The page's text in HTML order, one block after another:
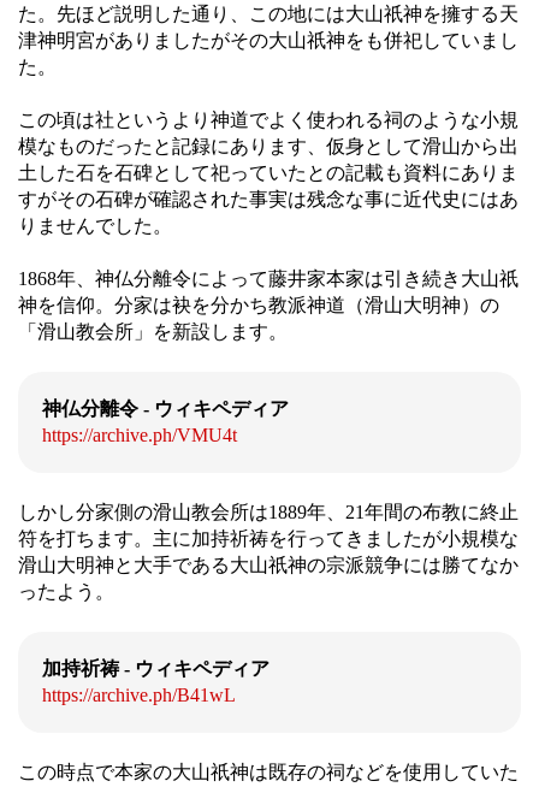
た。先ほど説明した通り、この地には大山祇神を擁する天
津神明宮がありましたがその大山祇神をも併祀していまし
た。
この頃は社というより神道でよく使われる祠のような小規
模なものだったと記録にあります、仮身として滑山から出
土した石を石碑として祀っていたとの記載も資料にありま
すがその石碑が確認された事実は残念な事に近代史にはあ
りませんでした。
1868年、神仏分離令によって藤井家本家は引き続き大山祇
神を信仰。分家は袂を分かち教派神道（滑山大明神）の
「滑山教会所」を新設します。
神仏分離令 - ウィキペディア
https://archive.ph/VMU4t
しかし分家側の滑山教会所は1889年、21年間の布教に終止
符を打ちます。主に加持祈祷を行ってきましたが小規模な
滑山大明神と大手である大山祇神の宗派競争には勝てなか
ったよう。
加持祈祷 - ウィキペディア
https://archive.ph/B41wL
この時点で本家の大山祇神は既存の祠などを使用していた